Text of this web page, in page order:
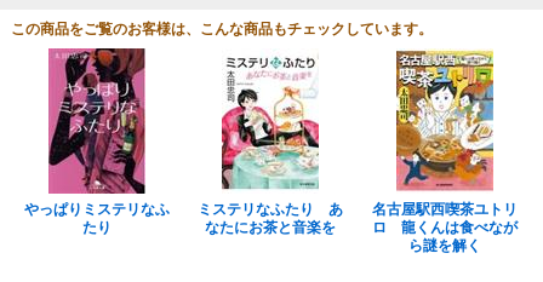
この商品をご覧のお客様は、こんな商品もチェックしています。
やっぱりミステリなふ
たり
ミステリなふたり あ
なたにお茶と音楽を
名古屋駅西喫茶ユトリ
ロ 龍くんは食べなが
ら謎を解く